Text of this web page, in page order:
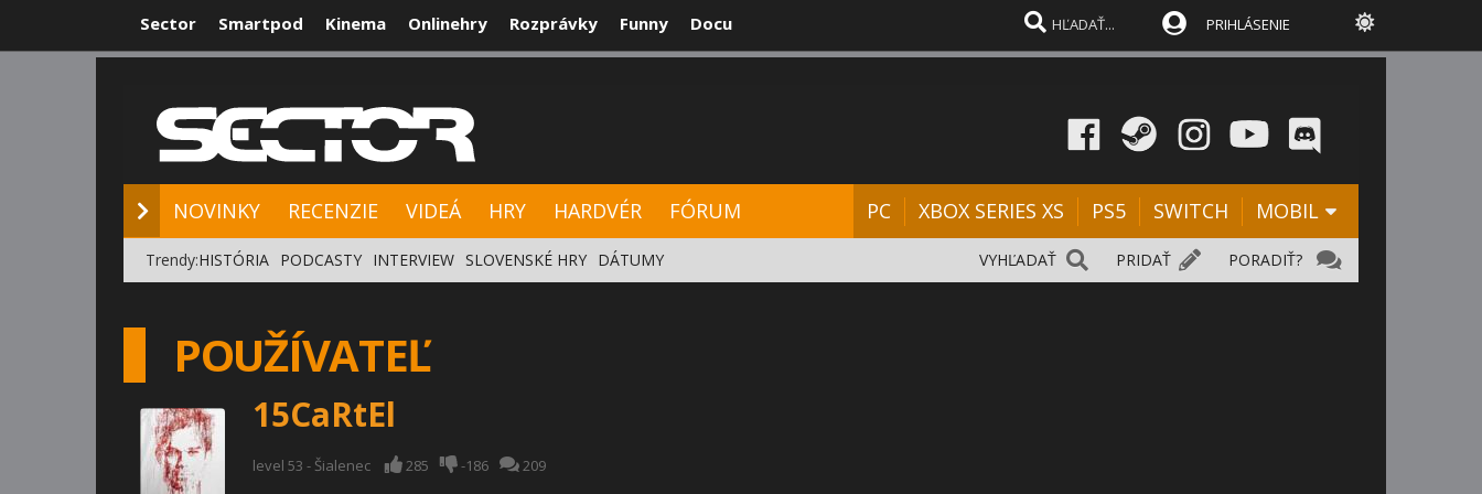
Sector Smartpod Kinema Onlinehry Rozprávky Funny Docu PRIHLÁSENIE
NOVINKY RECENZIE VIDEÁ HRY HARDVÉR FÓRUM PC XBOX SERIES XS PS5 SWITCH MOBIL
PORADIŤ?
PRIDAŤ
VYHĽADAŤ
Trendy:HISTÓRIA PODCASTY INTERVIEW SLOVENSKÉ HRY DÁTUMY
POUŽÍVATEĽ
15CaRtEl
level 53 - Šialenec 285 -186 209